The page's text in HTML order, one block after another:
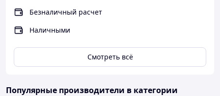
Безналичный расчет
Наличными
Смотреть всё
Популярные производители в категории